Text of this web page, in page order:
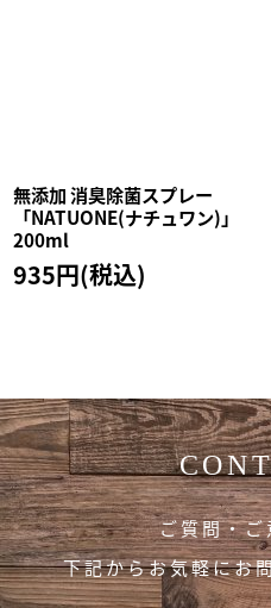
無添加 消臭除菌スプレー
「NATUONE(ナチュワン)」
200ml
935円(税込)
ご質問・
下記からお気軽にお